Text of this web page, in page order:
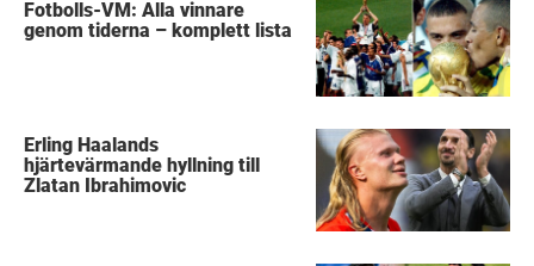
Fotbolls-VM: Alla vinnare
genom tiderna – komplett lista
Erling Haalands
hjärtevärmande hyllning till
Zlatan Ibrahimovic